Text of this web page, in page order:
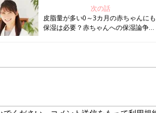
u
次の話
皮脂量が多い0～3カ月の赤ちゃんにも
保湿は必要？赤ちゃんへの保湿論争、